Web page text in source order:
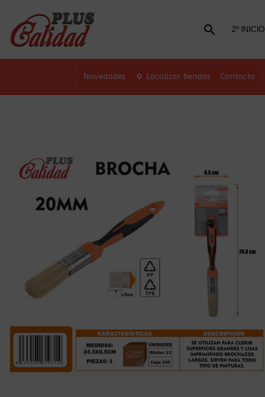
Buscar2º INICIO
Novedades Localizar tiendas Contacto